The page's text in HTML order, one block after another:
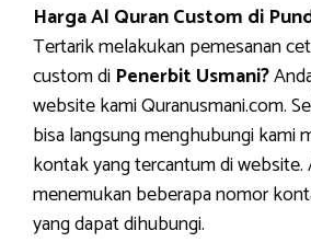
Harga Al Quran Custom di
Tertarik melakukan pemesanan
custom di Penerbit Usmani?
website kami Quranusmani.com.
bisa langsung menghubungi kami
kontak yang tercantum di website.
menemukan beberapa nomor
yang dapat dihubungi.